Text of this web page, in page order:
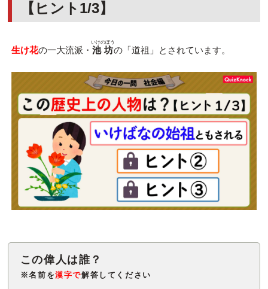
【ヒント1/3】
生け花の一大流派・ 池坊
いけのぼう
の「道祖」とされています。
※名前を漢字で解答してください